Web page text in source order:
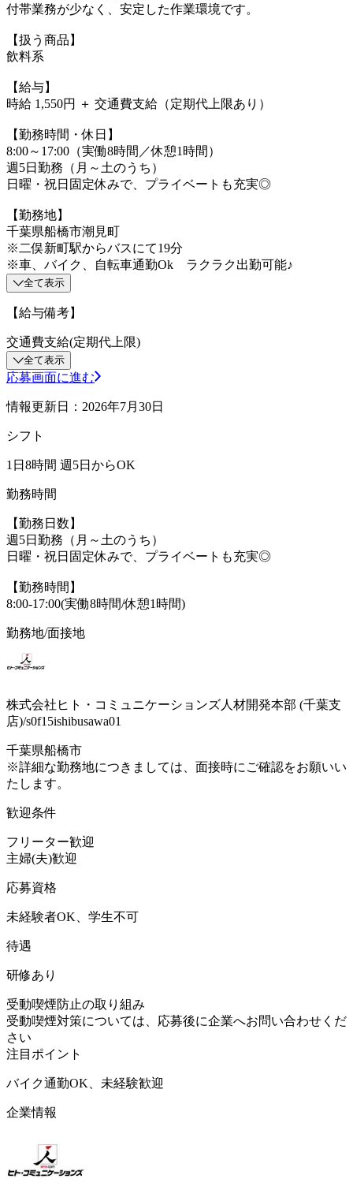
付帯業務が少なく、安定した作業環境です。
【扱う商品】
飲料系
【給与】
時給 1,550円 ＋ 交通費支給（定期代上限あり）
【勤務時間・休日】
8:00～17:00（実働8時間／休憩1時間）
週5日勤務（月～土のうち）
日曜・祝日固定休みで、プライベートも充実◎
【勤務地】
千葉県船橋市潮見町
※二俣新町駅からバスにて19分
※車、バイク、自転車通勤Ok ラクラク出勤可能♪
全て表示
【給与備考】
交通費支給(定期代上限)
全て表示
応募画面に進む
情報更新日：2026年7月30日
シフト
1日8時間 週5日からOK
勤務時間
【勤務日数】
週5日勤務（月～土のうち）
日曜・祝日固定休みで、プライベートも充実◎
【勤務時間】
8:00-17:00(実働8時間/休憩1時間)
勤務地/面接地
株式会社ヒト・コミュニケーションズ人材開発本部 (千葉支
店)/s0f15ishibusawa01
千葉県船橋市
※詳細な勤務地につきましては、面接時にご確認をお願いい
たします。
歓迎条件
フリーター歓迎
主婦(夫)歓迎
応募資格
未経験者OK、学生不可
待遇
研修あり
受動喫煙防止の取り組み
受動喫煙対策については、応募後に企業へお問い合わせくだ
さい
注目ポイント
バイク通勤OK、未経験歓迎
企業情報